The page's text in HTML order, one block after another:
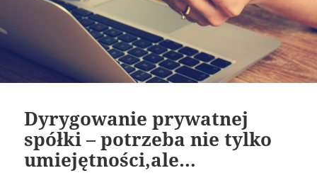
Dyrygowanie prywatnej
spółki – potrzeba nie tylko
umiejętności,ale…